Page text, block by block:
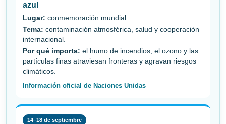
azul
Lugar: conmemoración mundial.
Tema: contaminación atmosférica, salud y cooperación
internacional.
Por qué importa: el humo de incendios, el ozono y las
partículas finas atraviesan fronteras y agravan riesgos
climáticos.
Información oficial de Naciones Unidas
14–18 de septiembre